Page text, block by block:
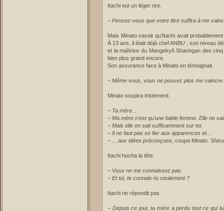
Itachi eut un léger rire.
– Pensez-vous que votre titre suffira à me
Mais Minato savait qu’Itachi avait
À 13 ans, il était déjà chef ANBU ; son niveau
et la maîtrise du Mangekyô Sharingan des
bien plus grand encore.
Son assurance face à Minato en témoignait.
– Même vous, vous ne pouvez plus me
Minato soupira tristement.
– Ta mère...
– Ma mère n’est qu’une faible femme. Elle ne
– Mais elle en sait suffisamment sur toi.
– Il ne faut pas se fier aux apparences et...
–
... aux idées préconçues , coupa Minato.
Itachi hocha la tête.
– Vous ne me connaissez pas.
– Et toi, te connais-tu seulement ?
Itachi ne répondit pas.
– Depuis ce jour, ta mère a perdu tout ce qui